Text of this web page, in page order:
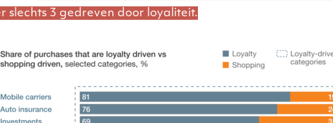
slechts 3 gedreven door loyaliteit.